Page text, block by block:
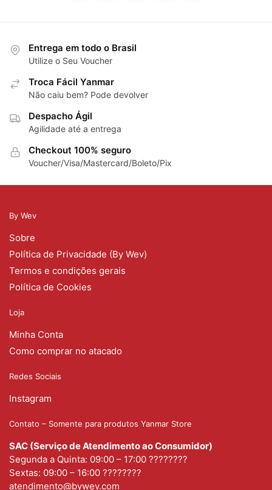
Entrega em todo o Brasil
Utilize o Seu Voucher
Troca Fácil Yanmar
Não caiu bem? Pode devolver
Despacho Ágil
Agilidade até a entrega
Checkout 100% seguro
Voucher/Visa/Mastercard/Boleto/Pix
By Wev
Sobre
Política de Privacidade (By Wev)
Termos e condições gerais
Política de Cookies
Loja
Minha Conta
Como comprar no atacado
Redes Sociais
Instagram
Contato – Somente para produtos Yanmar Store
SAC (Serviço de Atendimento ao Consumidor)
Segunda a Quinta: 09:00 – 17:00 ????????
Sextas: 09:00 – 16:00 ????????
atendimento@bywev.com